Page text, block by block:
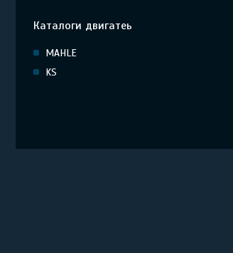
Каталоги двигатеь
MAHLE
KS